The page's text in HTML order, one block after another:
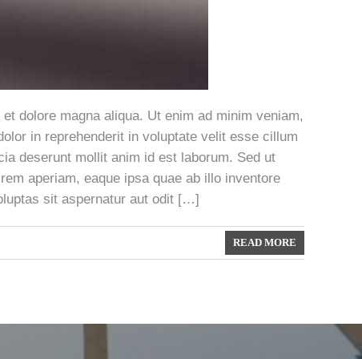
dolore magna aliqua. Ut enim ad minim veniam,
in reprehenderit in voluptate velit esse cillum
deserunt mollit anim id est laborum. Sed ut
aperiam, eaque ipsa quae ab illo inventore
sit aspernatur aut odit […]
READ MORE